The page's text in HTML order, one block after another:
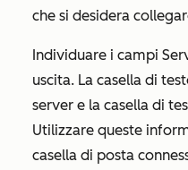
che si desidera
Individuare i campi
uscita. La casella di
server e la casella di
Utilizzare queste
casella di posta